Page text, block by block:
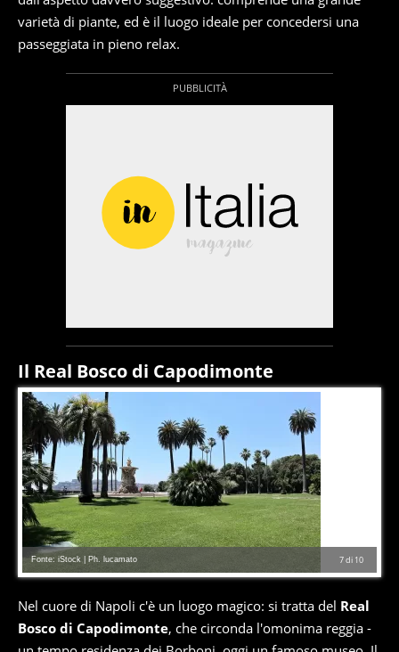
varietà di piante, ed è il luogo ideale per concedersi una
passeggiata in pieno relax.
Il Real Bosco di Capodimonte
7di 10
Fonte: iStock | Ph. lucamato
Nel cuore di Napoli c'è un luogo magico: si tratta del Real
Bosco di Capodimonte, che circonda l'omonima reggia -